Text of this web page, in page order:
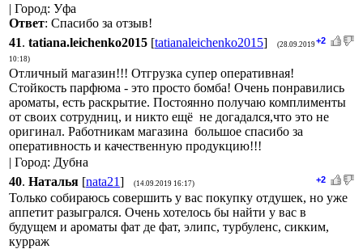
| Город: Уфа
Ответ: Спасибо за отзыв!
+2
41. tatiana.leichenko2015 [tatianaleichenko2015]
(28.09.2019
10:18)
Отличный магазин!!! Отгрузка супер оперативная!
Стойкость парфюма - это просто бомба! Очень понравились
ароматы, есть раскрытие. Постоянно получаю комплименты
от своих сотрудниц, и никто ещё не догадался,что это не
оригинал. Работникам магазина большое спасибо за
оперативность и качественную продукцию!!!
| Город: Дубна
+2
40. Наталья [nata21] (14.09.2019 16:17)
Только собираюсь совершить у вас покупку отдушек, но уже
аппетит разыгрался. Очень хотелось бы найти у вас в
будущем и ароматы фат де фат, элипс, турбуленс, сикким,
курраж